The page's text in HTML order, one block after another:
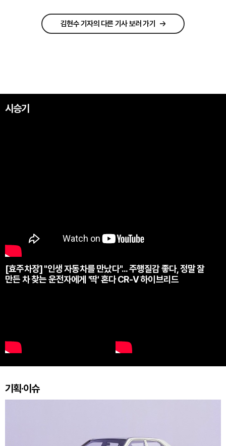
김현수 기자의 다른 기사 보러 가기
시승기
[효주차장] "인생 자동차를 만났다"... 주행질감 좋다, 정말 잘
만든 차 찾는 운전자에게 '딱' 혼다 CR-V 하이브리드
기획·이슈